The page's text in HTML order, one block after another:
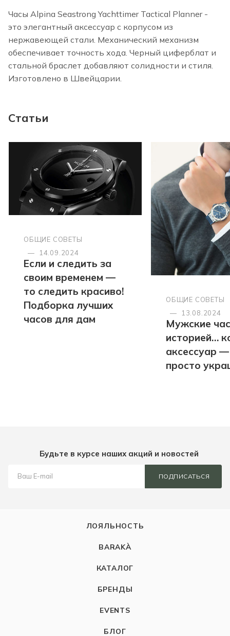
Часы Alpina Seastrong Yachttimer Tactical Planner -
это элегантный аксессуар с корпусом из
нержавеющей стали. Механический механизм
обеспечивает точность хода. Черный циферблат и
стальной браслет добавляют солидности и стиля.
Изготовлено в Швейцарии.
Статьи
ОБЩИЕ СОВЕТЫ
—
14.09.2024
Если и следить за
своим временем —
то следить красиво!
Подборка лучших
часов для дам
ОБЩИЕ СОВЕТЫ
—
13.08.2024
Мужские
историей…
аксессуар
просто
Будьте в курсе наших акций и новостей
ПОДПИСАТЬСЯ
ЛОЯЛЬНОСТЬ
BARAKÀ
КАТАЛОГ
БРЕНДЫ
EVENTS
БЛОГ